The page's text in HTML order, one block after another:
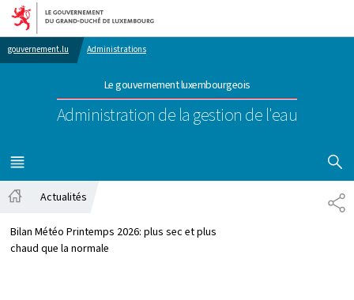
Aller au menu principal
Aller au contenu
gouvernement.lu Administrations
Le gouvernement luxembourgeois
Administration de la gestion de l'eau
MENU
PRINCIPAL
Actualités
Bilan Météo Printemps 2026: plus sec et plus
chaud que la normale